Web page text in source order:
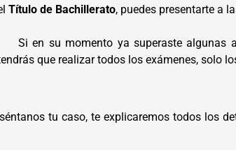
Título de Bachillerato, puedes presentarte a
Si en su momento ya superaste algunas
que realizar todos los exámenes, solo
tu caso, te explicaremos todos los